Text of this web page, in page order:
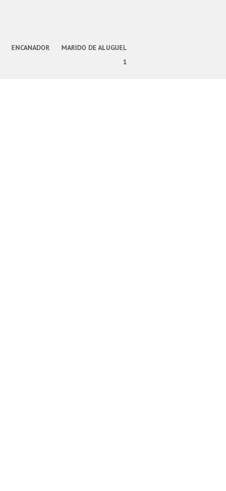
ENCANADOR
MARIDO DE ALUGUEL
1